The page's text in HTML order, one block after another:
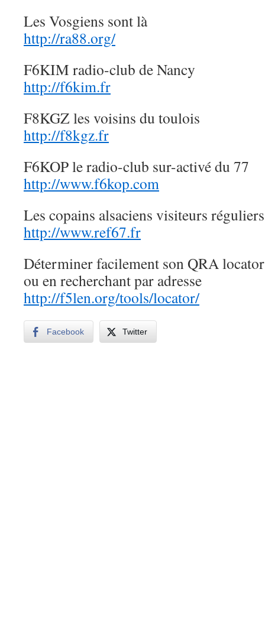
Les Vosgiens sont là
http://ra88.org/
F6KIM radio-club de Nancy
http://f6kim.fr
F8KGZ les voisins du toulois
http://f8kgz.fr
F6KOP le radio-club sur-activé du 77
http://www.f6kop.com
Les copains alsaciens visiteurs
http://www.ref67.fr
Déterminer facilement son QRA
ou en recherchant par adresse
http://f5len.org/tools/locator/
Facebook Twitter